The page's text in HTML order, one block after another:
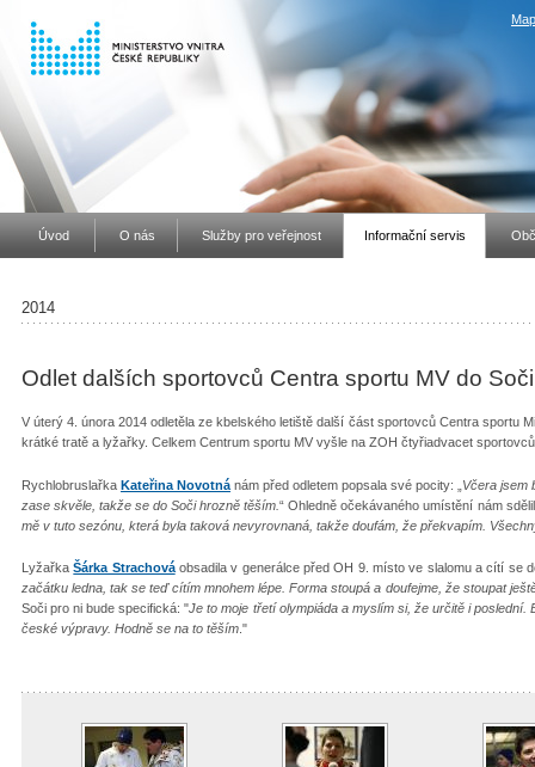
Úvod O nás Služby pro veřejnost Informační servis
2014
Odlet dalších sportovců Centra sportu MV do Soči
V úterý 4. února 2014 odletěla ze kbelského letiště další část sportovců Centra sportu
krátké tratě a lyžařky. Celkem Centrum sportu MV vyšle na ZOH čtyřiadvacet
Rychlobruslařka Kateřina Novotná nám před odletem popsala své pocity: „ Včera jsem
zase skvěle, takže se do Soči hrozně těším.“ Ohledně očekávaného umístění nám
mě v tuto sezónu, která byla taková nevyrovnaná, takže doufám, že překvapím.
LyžařkaŠárka Strachováobsadila v generálce před OH 9. místo ve slalomu a cítí se
začátku ledna, tak se teď cítím mnohem lépe. Forma stoupá a doufejme, že stoupat
Soči pro ni bude specifická: "Je to moje třetí olympiáda a myslím si, že určitě i poslední.
české výpravy. Hodně se na to těším ."